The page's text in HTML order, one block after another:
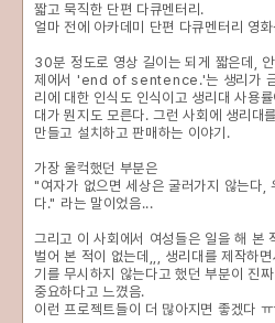
짧고 묵직한 단편 다큐멘터리.
얼마 전에 아카데미 단편 다큐멘터리 영
30분 정도로 영상 길이는 되게 짧은데,
제에서 'end of sentence.'는 생리가 금
리에 대한 인식도 인식이고 생리대 사용
대가 뭔지도 모른다. 그런 사회에 생리대
만들고 설치하고 판매하는 이야기.
가장 울컥했던 부분은
"여자가 없으면 세상은 굴러가지 않는다,
다." 라는 말이었음...
그리고 이 사회에서 여성들은 일을 해 본
벌어 본 적이 없는데,,, 생리대를 제작하
기를 무시하지 않는다고 했던 부분이 진
중요하다고 느꼈음.
이런 프로젝트들이 더 많아지면 좋겠다 ㅠ